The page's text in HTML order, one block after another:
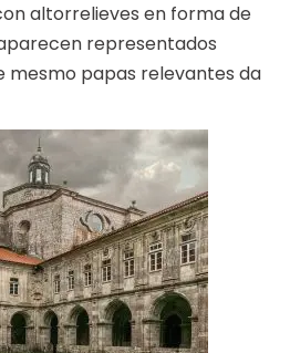
altorrelieves en forma de
representados
mesmo papas relevantes da